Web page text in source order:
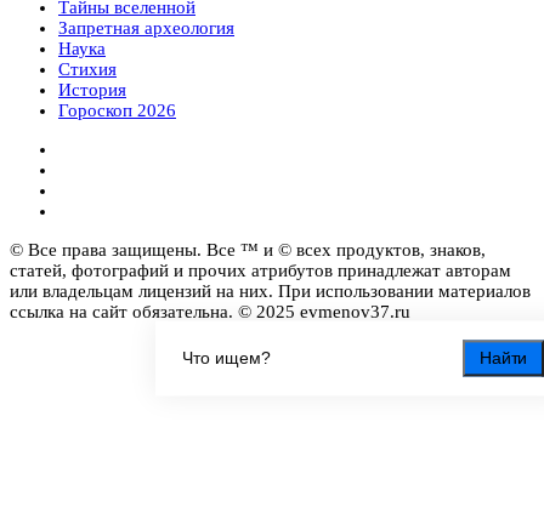
Найти
Тайны вселенной
Запретная археология
Наука
Стихия
История
Гороскоп 2026
© Все права защищены. Все ™ и © всех продуктов, знаков,
статей, фотографий и прочих атрибутов принадлежат авторам
или владельцам лицензий на них. При использовании материалов
ссылка на сайт обязательна. © 2025 evmenov37.ru